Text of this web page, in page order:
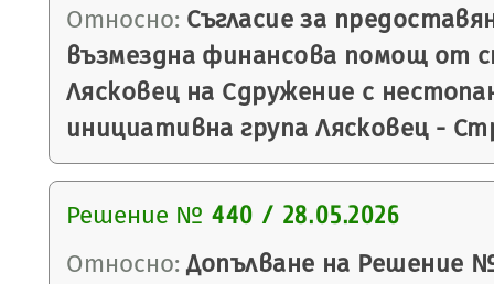
Относно: Съгласие за
възмездна финансова помощ от
Лясковец на Сдружение с
инициативна група Лясковец -
Решение № 440 / 28.05.2026
Относно: Допълване на Решение